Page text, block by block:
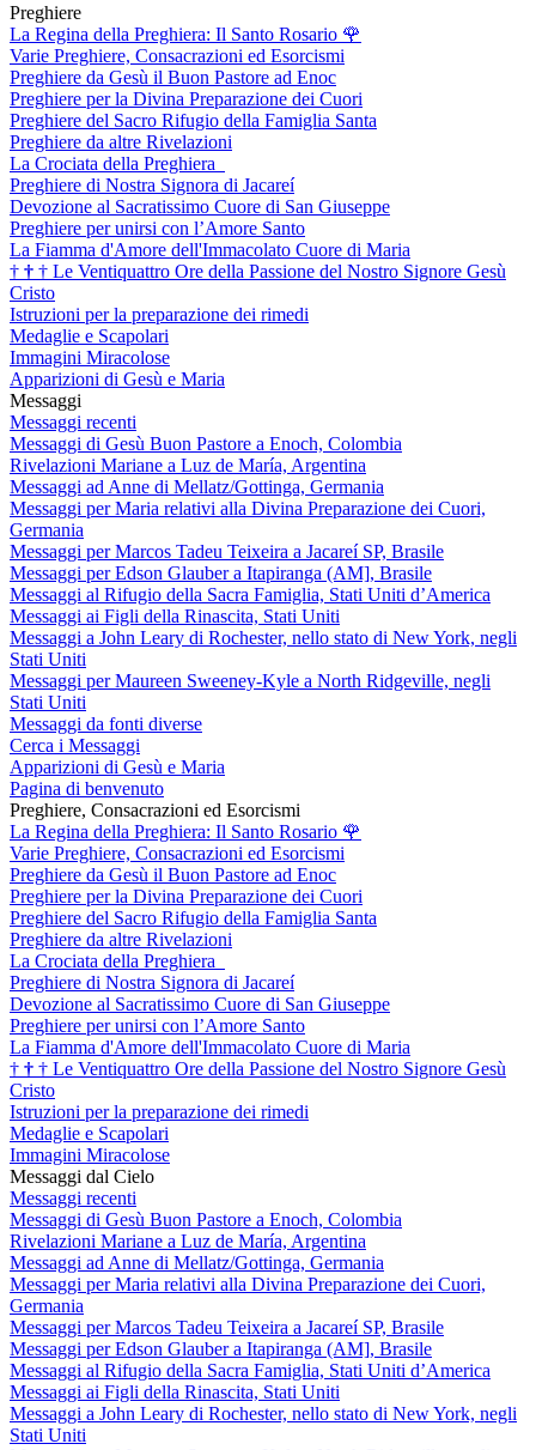
Preghiere
La Regina della Preghiera: Il Santo Rosario 🌹
Varie Preghiere, Consacrazioni ed Esorcismi
Preghiere da Gesù il Buon Pastore ad Enoc
Preghiere per la Divina Preparazione dei Cuori
Preghiere del Sacro Rifugio della Famiglia Santa
Preghiere da altre Rivelazioni
La Crociata della Preghiera
Preghiere di Nostra Signora di Jacareí
Devozione al Sacratissimo Cuore di San Giuseppe
Preghiere per unirsi con l’Amore Santo
La Fiamma d'Amore dell'Immacolato Cuore di Maria
† † † Le Ventiquattro Ore della Passione del Nostro Signore Gesù
Cristo
Istruzioni per la preparazione dei rimedi
Medaglie e Scapolari
Immagini Miracolose
Apparizioni di Gesù e Maria
Messaggi
Messaggi recenti
Messaggi di Gesù Buon Pastore a Enoch, Colombia
Rivelazioni Mariane a Luz de María, Argentina
Messaggi ad Anne di Mellatz/Gottinga, Germania
Messaggi per Maria relativi alla Divina Preparazione dei Cuori,
Germania
Messaggi per Marcos Tadeu Teixeira a Jacareí SP, Brasile
Messaggi per Edson Glauber a Itapiranga (AM], Brasile
Messaggi al Rifugio della Sacra Famiglia, Stati Uniti d’America
Messaggi ai Figli della Rinascita, Stati Uniti
Messaggi a John Leary di Rochester, nello stato di New York, negli
Stati Uniti
Messaggi per Maureen Sweeney-Kyle a North Ridgeville, negli
Stati Uniti
Messaggi da fonti diverse
Cerca i Messaggi
Apparizioni di Gesù e Maria
Pagina di benvenuto
Preghiere, Consacrazioni ed Esorcismi
La Regina della Preghiera: Il Santo Rosario 🌹
Varie Preghiere, Consacrazioni ed Esorcismi
Preghiere da Gesù il Buon Pastore ad Enoc
Preghiere per la Divina Preparazione dei Cuori
Preghiere del Sacro Rifugio della Famiglia Santa
Preghiere da altre Rivelazioni
La Crociata della Preghiera
Preghiere di Nostra Signora di Jacareí
Devozione al Sacratissimo Cuore di San Giuseppe
Preghiere per unirsi con l’Amore Santo
La Fiamma d'Amore dell'Immacolato Cuore di Maria
† † † Le Ventiquattro Ore della Passione del Nostro Signore Gesù
Cristo
Istruzioni per la preparazione dei rimedi
Medaglie e Scapolari
Immagini Miracolose
Messaggi dal Cielo
Messaggi recenti
Messaggi di Gesù Buon Pastore a Enoch, Colombia
Rivelazioni Mariane a Luz de María, Argentina
Messaggi ad Anne di Mellatz/Gottinga, Germania
Messaggi per Maria relativi alla Divina Preparazione dei Cuori,
Germania
Messaggi per Marcos Tadeu Teixeira a Jacareí SP, Brasile
Messaggi per Edson Glauber a Itapiranga (AM], Brasile
Messaggi al Rifugio della Sacra Famiglia, Stati Uniti d’America
Messaggi ai Figli della Rinascita, Stati Uniti
Messaggi a John Leary di Rochester, nello stato di New York, negli
Stati Uniti